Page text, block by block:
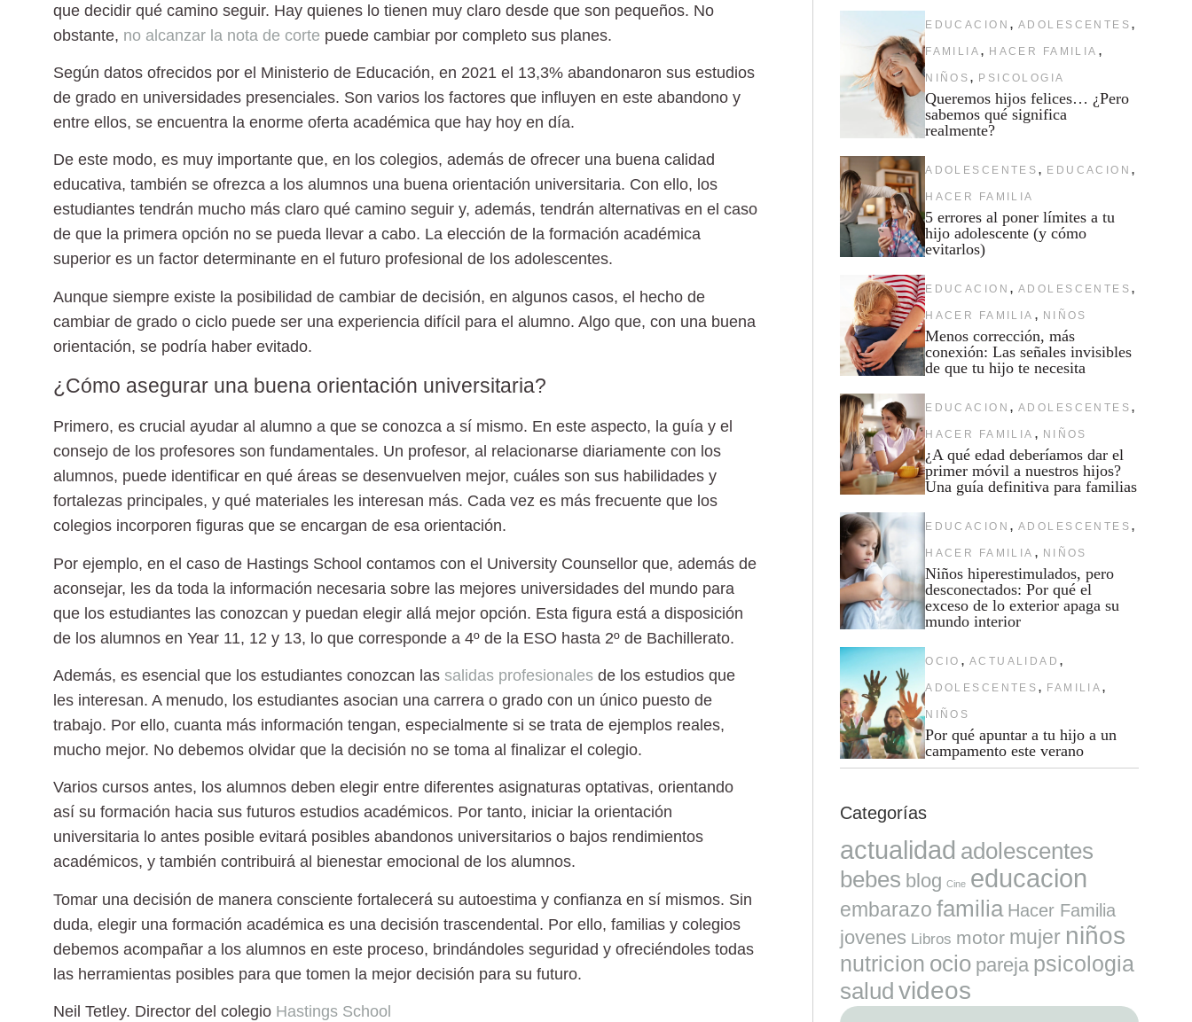
que decidir qué camino seguir. Hay quienes lo tienen muy claro desde que son pequeños. No
obstante, no alcanzar la nota de corte puede cambiar por completo sus planes.
Según datos ofrecidos por el Ministerio de Educación, en 2021 el 13,3% abandonaron sus estudios
de grado en universidades presenciales. Son varios los factores que influyen en este abandono y
entre ellos, se encuentra la enorme oferta académica que hay hoy en día.
De este modo, es muy importante que, en los colegios, además de ofrecer una buena calidad
educativa, también se ofrezca a los alumnos una buena orientación universitaria. Con ello, los
estudiantes tendrán mucho más claro qué camino seguir y, además, tendrán alternativas en el caso
de que la primera opción no se pueda llevar a cabo. La elección de la formación académica
superior es un factor determinante en el futuro profesional de los adolescentes.
Aunque siempre existe la posibilidad de cambiar de decisión, en algunos casos, el hecho de
cambiar de grado o ciclo puede ser una experiencia difícil para el alumno. Algo que, con una buena
orientación, se podría haber evitado.
¿Cómo asegurar una buena orientación universitaria?
Primero, es crucial ayudar al alumno a que se conozca a sí mismo. En este aspecto, la guía y el
consejo de los profesores son fundamentales. Un profesor, al relacionarse diariamente con los
alumnos, puede identificar en qué áreas se desenvuelven mejor, cuáles son sus habilidades y
fortalezas principales, y qué materiales les interesan más. Cada vez es más frecuente que los
colegios incorporen figuras que se encargan de esa orientación.
Por ejemplo, en el caso de Hastings School contamos con el University Counsellor que, además de
aconsejar, les da toda la información necesaria sobre las mejores universidades del mundo para
que los estudiantes las conozcan y puedan elegir allá mejor opción. Esta figura está a disposición
de los alumnos en Year 11, 12 y 13, lo que corresponde a 4º de la ESO hasta 2º de Bachillerato.
Además, es esencial que los estudiantes conozcan las salidas profesionales de los estudios que
les interesan. A menudo, los estudiantes asocian una carrera o grado con un único puesto de
trabajo. Por ello, cuanta más información tengan, especialmente si se trata de ejemplos reales,
mucho mejor. No debemos olvidar que la decisión no se toma al finalizar el colegio.
Varios cursos antes, los alumnos deben elegir entre diferentes asignaturas optativas, orientando
así su formación hacia sus futuros estudios académicos. Por tanto, iniciar la orientación
universitaria lo antes posible evitará posibles abandonos universitarios o bajos rendimientos
académicos, y también contribuirá al bienestar emocional de los alumnos.
Tomar una decisión de manera consciente fortalecerá su autoestima y confianza en sí mismos. Sin
duda, elegir una formación académica es una decisión trascendental. Por ello, familias y colegios
debemos acompañar a los alumnos en este proceso, brindándoles seguridad y ofreciéndoles todas
las herramientas posibles para que tomen la mejor decisión para su futuro.
Neil Tetley. Director del colegio Hastings School
EDUCACION , ADOLESCENTES ,
FAMILIA , HACER FAMILIA ,
NIÑOS , PSICOLOGIA
Queremos hijos felices… ¿Pero
sabemos qué significa
realmente?
ADOLESCENTES , EDUCACION ,
HACER FAMILIA
5 errores al poner límites a tu
hijo adolescente (y cómo
evitarlos)
EDUCACION , ADOLESCENTES ,
HACER FAMILIA , NIÑOS
Menos corrección, más
conexión: Las señales invisibles
de que tu hijo te necesita
EDUCACION , ADOLESCENTES ,
HACER FAMILIA , NIÑOS
¿A qué edad deberíamos dar el
primer móvil a nuestros hijos?
Una guía definitiva para familias
EDUCACION , ADOLESCENTES ,
HACER FAMILIA , NIÑOS
Niños hiperestimulados, pero
desconectados: Por qué el
exceso de lo exterior apaga su
mundo interior
OCIO , ACTUALIDAD ,
ADOLESCENTES , FAMILIA ,
NIÑOS
Por qué apuntar a tu hijo a un
campamento este verano
Categorías
actualidad adolescentes
bebes blog Cine educacion
embarazo familia Hacer Familia
jovenes Libros motor mujer niños
nutricion ocio pareja psicologia
salud videos